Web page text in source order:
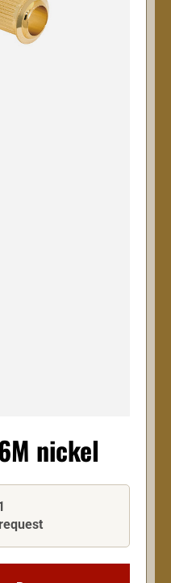
nickel